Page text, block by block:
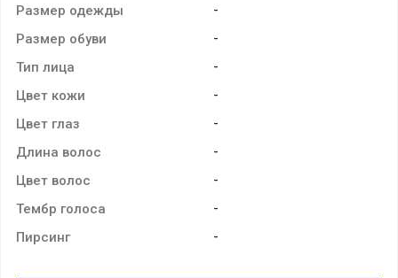
Размер одежды -
Размер обуви -
Тип лица -
Цвет кожи -
Цвет глаз -
Длина волос -
Цвет волос -
Тембр голоса -
Пирсинг -